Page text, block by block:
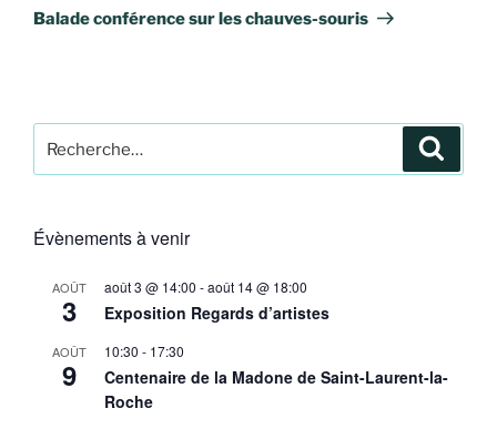
suivant
Balade conférence sur les chauves-souris
pour
Évènements à venir
AOÛT
3
août 3 @ 14:00 -août 14 @ 18:00
Exposition Regards d’artistes
AOÛT
9
10:30 - 17:30
Centenaire de la Madone de Saint-Laurent-la-
Roche